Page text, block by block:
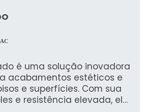
é uma solução inovadora
acabamentos estéticos e
e superfícies. Com sua
e resistência elevada, ele